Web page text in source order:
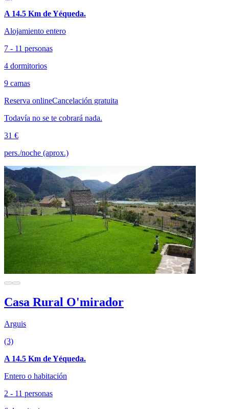
A 14.5 Km de Yéqueda.
Alojamiento entero
7 - 11 personas
4 dormitorios
9 camas
Reserva onlineCancelación gratuita
Todavía no se te cobrará nada.
31 €
pers./noche (aprox.)
Casa Rural O'mirador
Arguis
(3)
A 14.5 Km de Yéqueda.
Entero o habitación
2 - 11 personas